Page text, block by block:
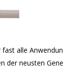
alle
der neusten